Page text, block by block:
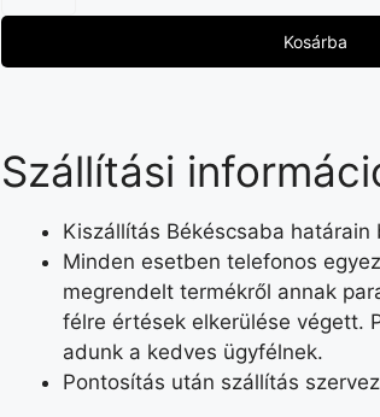
Kosárba
Szállítási
Kiszállítás Békéscsaba
Minden esetben telefonos
megrendelt termékről annak
félre értések elkerülése végett.
adunk a kedves ügyfélnek.
Pontosítás után szállítás